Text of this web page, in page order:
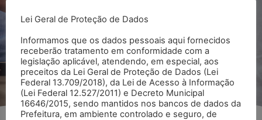
Orçamento Previsto
Voltar para página Orçamento Previsto
Lei Geral de Proteção de Dados
Informamos que os dados pessoais aqui fornecidos
receberão tratamento em conformidade com a
legislação aplicável, atendendo, em especial, aos
preceitos da Lei Geral de Proteção de Dados (Lei
Federal 13.709/2018), da Lei de Acesso à Informação
(Lei Federal 12.527/2011) e Decreto Municipal
16646/2015, sendo mantidos nos bancos de dados da
Prefeitura, em ambiente controlado e seguro, de